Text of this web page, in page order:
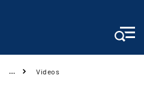
… Videos